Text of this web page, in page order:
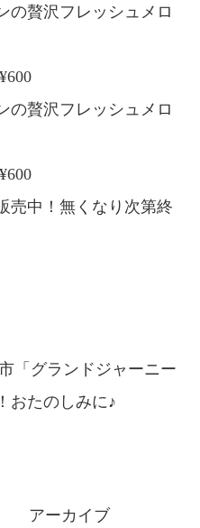
贅沢フレッシュメロ
贅沢フレッシュメロ
売中！無くなり次第終
「グランドジャーニー
おたのしみに♪
アーカイブ